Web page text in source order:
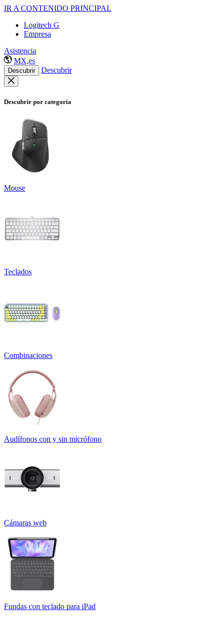
IR A CONTENIDO PRINCIPAL
Logitech G
Empresa
Asistencia
MX,es
Descubrir Descubrir
Descubrir por categoría
Mouse
Teclados
Combinaciones
Audífonos con y sin micrófono
Cámaras web
Fundas con teclado para iPad